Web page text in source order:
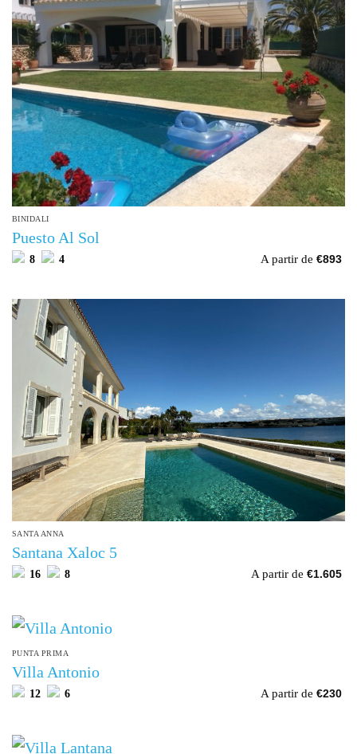
BINIDALI
Puesto Al Sol
8 4 A partir de €893
SANTA ANNA
Santana Xaloc 5
16 8 A partir de €1.605
PUNTA PRIMA
Villa Antonio
12 6 A partir de €230